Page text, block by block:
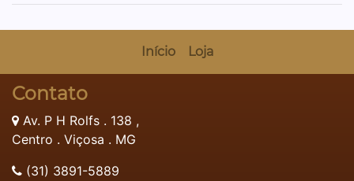
Início Loja
Contato
Av. P H Rolfs . 138 ,
Centro . Viçosa . MG
(31) 3891-5889